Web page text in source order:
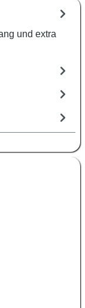
und extra